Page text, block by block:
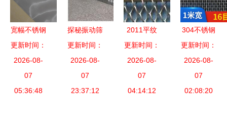
宽幅不锈钢
筛网网孔参
数详解——
以兴化市一
米门幅为例
更新时间：
2026-08-
07
05:36:48
探秘振动筛
网 从厂商
选择到工业
应用解析
更新时间：
2026-08-
07
23:37:12
2011平纹
编织不锈钢
筛网 工业
精度与商业
信赖的双重
更新时间：
2026-08-
07
04:14:12
304不锈钢
筛网 目数
选择与应用
优势详解
更新时间：
2026-08-
07
02:08:20